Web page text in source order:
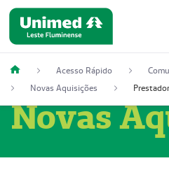
Acesso Rápido
Novas Aquisições
Novas